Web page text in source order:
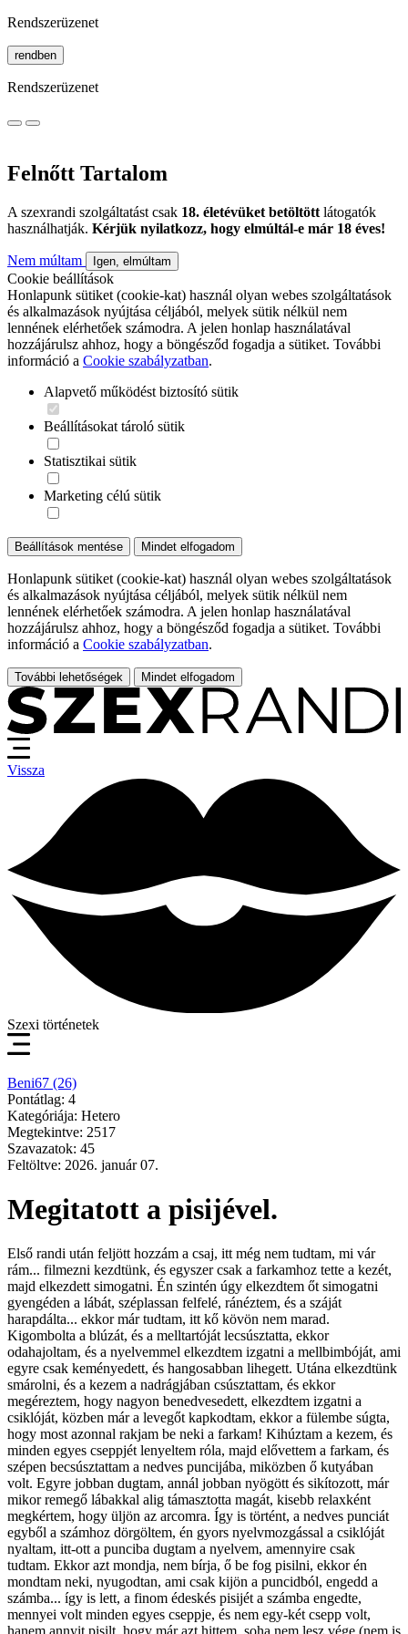
Rendszerüzenet
rendben
Rendszerüzenet
Felnőtt Tartalom
A szexrandi szolgáltatást csak 18. életévüket betöltött látogatók
használhatják. Kérjük nyilatkozz, hogy elmúltál-e már 18 éves!
Nem múltam Igen, elmúltam
Cookie beállítások
Honlapunk sütiket (cookie-kat) használ olyan webes szolgáltatások
és alkalmazások nyújtása céljából, melyek sütik nélkül nem
lennének elérhetőek számodra. A jelen honlap használatával
hozzájárulsz ahhoz, hogy a böngésződ fogadja a sütiket. További
információ a Cookie szabályzatban.
Alapvető működést biztosító sütik
Beállításokat tároló sütik
Statisztikai sütik
Marketing célú sütik
Beállítások mentése Mindet elfogadom
Honlapunk sütiket (cookie-kat) használ olyan webes szolgáltatások
és alkalmazások nyújtása céljából, melyek sütik nélkül nem
lennének elérhetőek számodra. A jelen honlap használatával
hozzájárulsz ahhoz, hogy a böngésződ fogadja a sütiket. További
információ a Cookie szabályzatban.
További lehetőségek Mindet elfogadom
Vissza
Szexi történetek
Beni67 (26)
Pontátlag: 4
Kategóriája: Hetero
Megtekintve: 2517
Szavazatok: 45
Feltöltve: 2026. január 07.
Megitatott a pisijével.
Első randi után feljött hozzám a csaj, itt még nem tudtam, mi vár
rám... filmezni kezdtünk, és egyszer csak a farkamhoz tette a kezét,
majd elkezdett simogatni. Én szintén úgy elkezdtem őt simogatni
gyengéden a lábát, széplassan felfelé, ránéztem, és a száját
harapdálta... ekkor már tudtam, itt kő kövön nem marad.
Kigombolta a blúzát, és a melltartóját lecsúsztatta, ekkor
odahajoltam, és a nyelvemmel elkezdtem izgatni a mellbimbóját, ami
egyre csak keményedett, és hangosabban lihegett. Utána elkezdtünk
smárolni, és a kezem a nadrágjában csúsztattam, és ekkor
megéreztem, hogy nagyon benedvesedett, elkezdtem izgatni a
csiklóját, közben már a levegőt kapkodtam, ekkor a fülembe súgta,
hogy most azonnal rakjam be neki a farkam! Kihúztam a kezem, és
minden egyes cseppjét lenyeltem róla, majd elővettem a farkam, és
szépen becsúsztattam a nedves puncijába, miközben ő kutyában
volt. Egyre jobban dugtam, annál jobban nyögött és sikítozott, már
mikor remegő lábakkal alig támasztotta magát, kisebb relaxként
megkértem, hogy üljön az arcomra. Így is történt, a nedves punciát
egyből a számhoz dörgöltem, én gyors nyelvmozgással a csiklóját
nyaltam, itt-ott a punciba dugtam a nyelvem, amennyire csak
tudtam. Ekkor azt mondja, nem bírja, ő be fog pisilni, ekkor én
mondtam neki, nyugodtan, ami csak kijön a puncidból, engedd a
számba... így is lett, a finom édeskés pisijét a számba engedte,
mennyei volt minden egyes cseppje, és nem egy-két csepp volt,